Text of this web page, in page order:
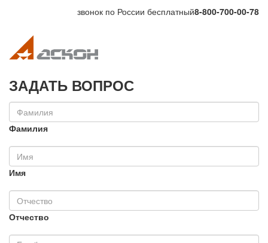
звонок по России бесплатный8-800-700-00-78
ЗАДАТЬ ВОПРОС
Фамилия
Имя
Отчество